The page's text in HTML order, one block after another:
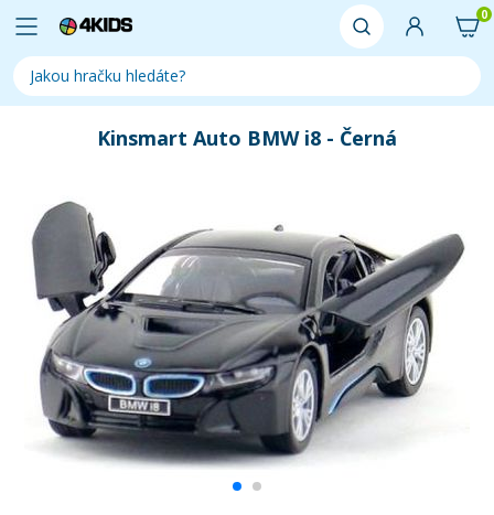
0
Kinsmart Auto BMW i8 - Černá